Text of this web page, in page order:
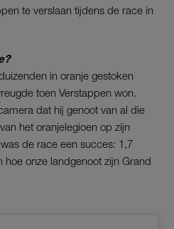
te verslaan tijdens de race in
in oranje gestoken
toen Verstappen won.
dat hij genoot van al die
het oranjelegioen op zijn
de race een succes: 1,7
onze landgenoot zijn Grand